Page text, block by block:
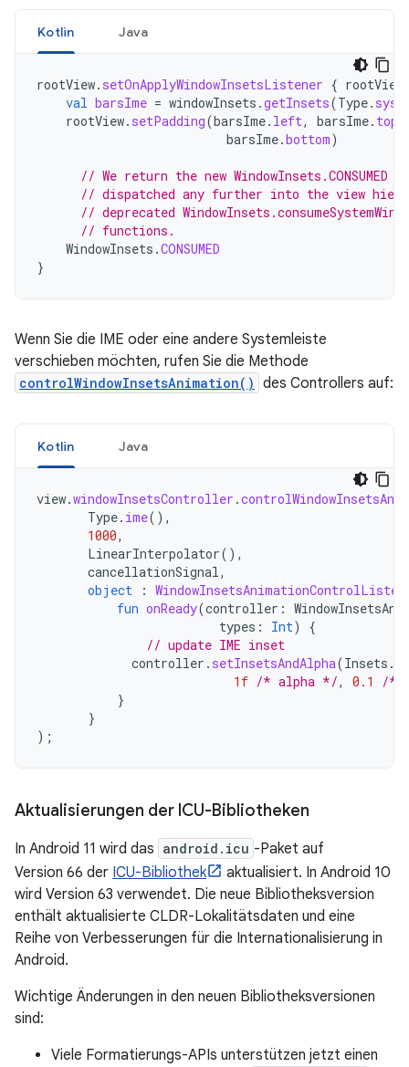
Kotlin Java
rootView. setOnApplyWindowInsetsListener { rootView
val barsIme = windowInsets .getInsets(Type.
rootView. setPadding(barsIme. left, barsIme. top
barsIme.bottom)
// We return the new
// dispatched any further into the view
// deprecated
// functions.
WindowInsets .CONSUMED
}
Wenn Sie die IME oder eine andere Systemleiste
verschieben möchten, rufen Sie die Methode
controlWindowInsetsAnimation() des Controllers auf:
Kotlin Java
view.windowInsetsController .
Type. ime(),
1000,
LinearInterpolator(),
cancellationSignal,
object
:
fun onReady(controller :
types : Int)
{
// update IME inset
controller . setInsetsAndAlpha(Insets .
1f /* alpha */, 0.1
/*
}
}
);
Aktualisierungen der ICU-Bibliotheken
In Android 11 wird das android.icu -Paket auf
Version 66 der ICU-Bibliothek
aktualisiert. In Android 10
wird Version 63 verwendet. Die neue Bibliotheksversion
enthält aktualisierte CLDR-Lokalitätsdaten und eine
Reihe von Verbesserungen für die Internationalisierung in
Android.
Wichtige Änderungen in den neuen Bibliotheksversionen
sind:
Viele Formatierungs-APIs unterstützen jetzt einen